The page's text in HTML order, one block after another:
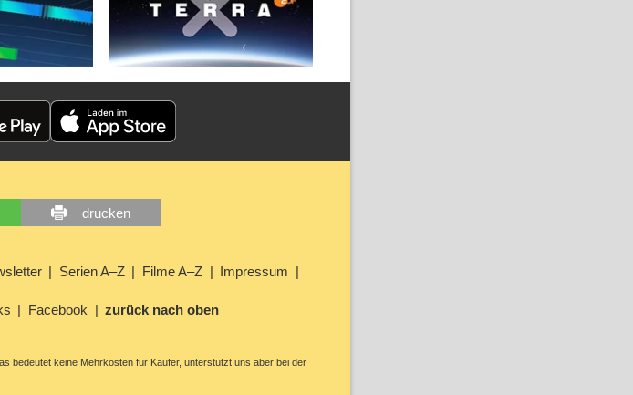
drucken
Serien A–Z Filme A–Z Impressum
Facebook zurück nach oben
bedeutet keine Mehrkosten für Käufer, unterstützt uns aber bei der